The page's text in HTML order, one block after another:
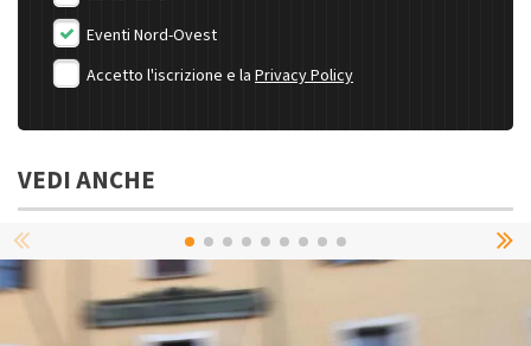
Eventi Nord-Ovest
Accetto l'iscrizione e la Privacy Policy
VEDI ANCHE